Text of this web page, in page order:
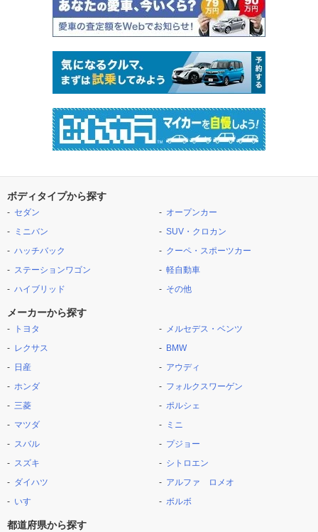
ボディタイプから探す
セダン
ミニバン
ハッチバック
ステーションワゴン
ハイブリッド
オープンカー
SUV・クロカン
クーペ・スポーツカー
軽自動車
その他
メーカーから探す
トヨタ
レクサス
日産
ホンダ
三菱
マツダ
スバル
スズキ
ダイハツ
いすゞ
メルセデス・ベンツ
BMW
アウディ
フォルクスワーゲン
ポルシェ
ミニ
プジョー
シトロエン
アルファ ロメオ
ボルボ
都道府県から探す